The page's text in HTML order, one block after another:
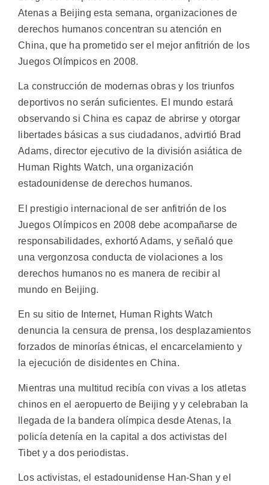
Atenas a Beijing esta semana, organizaciones de
derechos humanos concentran su atención en
China, que ha prometido ser el mejor anfitrión de los
Juegos Olímpicos en 2008.
La construcción de modernas obras y los triunfos
deportivos no serán suficientes. El mundo estará
observando si China es capaz de abrirse y otorgar
libertades básicas a sus ciudadanos, advirtió Brad
Adams, director ejecutivo de la división asiática de
Human Rights Watch, una organización
estadounidense de derechos humanos.
El prestigio internacional de ser anfitrión de los
Juegos Olímpicos en 2008 debe acompañarse de
responsabilidades, exhortó Adams, y señaló que
una vergonzosa conducta de violaciones a los
derechos humanos no es manera de recibir al
mundo en Beijing.
En su sitio de Internet, Human Rights Watch
denuncia la censura de prensa, los desplazamientos
forzados de minorías étnicas, el encarcelamiento y
la ejecución de disidentes en China.
Mientras una multitud recibía con vivas a los atletas
chinos en el aeropuerto de Beijing y y celebraban la
llegada de la bandera olímpica desde Atenas, la
policía detenía en la capital a dos activistas del
Tibet y a dos periodistas.
Los activistas, el estadounidense Han-Shan y el